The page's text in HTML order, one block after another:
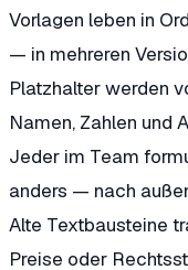
Vorlagen leben in
— in mehreren
Platzhalter werden
Namen, Zahlen und
Jeder im Team
anders — nach
Alte Textbausteine
Preise oder